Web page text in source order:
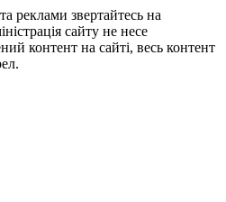
реклами звертайтесь на
сайту не несе
контент на сайті, весь контент